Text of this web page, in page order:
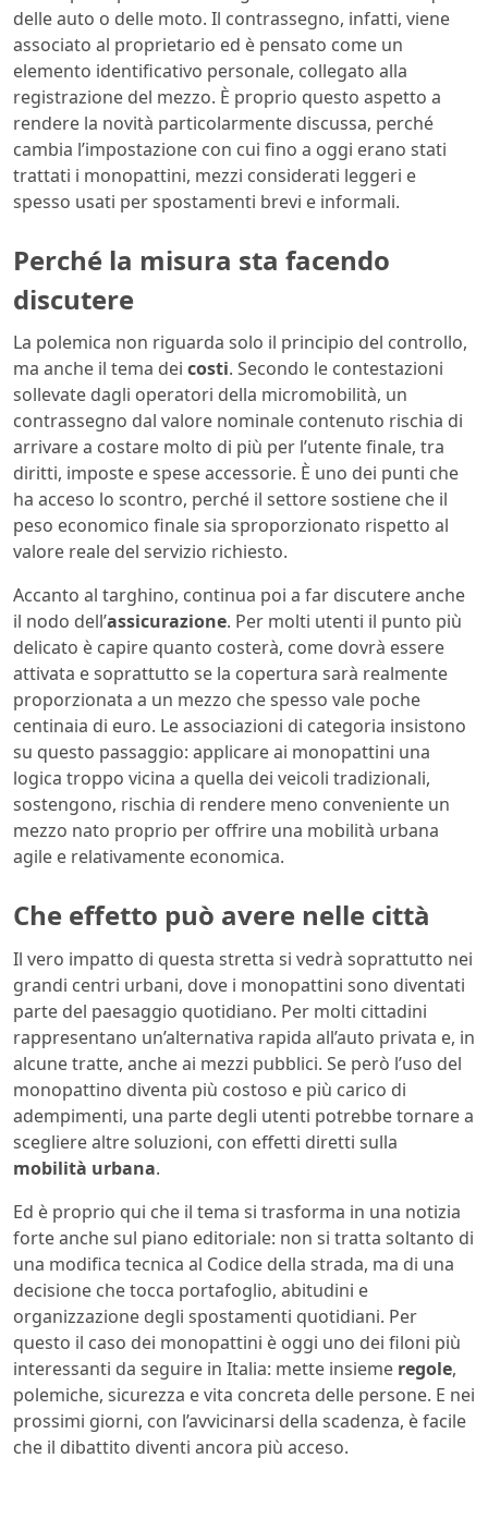
delle auto o delle moto. Il contrassegno, infatti, viene
associato al proprietario ed è pensato come un
elemento identificativo personale, collegato alla
registrazione del mezzo. È proprio questo aspetto a
rendere la novità particolarmente discussa, perché
cambia l’impostazione con cui fino a oggi erano stati
trattati i monopattini, mezzi considerati leggeri e
spesso usati per spostamenti brevi e informali.
Perché la misura sta facendo
discutere
La polemica non riguarda solo il principio del controllo,
ma anche il tema dei costi. Secondo le contestazioni
sollevate dagli operatori della micromobilità, un
contrassegno dal valore nominale contenuto rischia di
arrivare a costare molto di più per l’utente finale, tra
diritti, imposte e spese accessorie. È uno dei punti che
ha acceso lo scontro, perché il settore sostiene che il
peso economico finale sia sproporzionato rispetto al
valore reale del servizio richiesto.
Accanto al targhino, continua poi a far discutere anche
il nodo dell’assicurazione. Per molti utenti il punto più
delicato è capire quanto costerà, come dovrà essere
attivata e soprattutto se la copertura sarà realmente
proporzionata a un mezzo che spesso vale poche
centinaia di euro. Le associazioni di categoria insistono
su questo passaggio: applicare ai monopattini una
logica troppo vicina a quella dei veicoli tradizionali,
sostengono, rischia di rendere meno conveniente un
mezzo nato proprio per offrire una mobilità urbana
agile e relativamente economica.
Che effetto può avere nelle città
Il vero impatto di questa stretta si vedrà soprattutto nei
grandi centri urbani, dove i monopattini sono diventati
parte del paesaggio quotidiano. Per molti cittadini
rappresentano un’alternativa rapida all’auto privata e, in
alcune tratte, anche ai mezzi pubblici. Se però l’uso del
monopattino diventa più costoso e più carico di
adempimenti, una parte degli utenti potrebbe tornare a
scegliere altre soluzioni, con effetti diretti sulla
mobilità urbana.
Ed è proprio qui che il tema si trasforma in una notizia
forte anche sul piano editoriale: non si tratta soltanto di
una modifica tecnica al Codice della strada, ma di una
decisione che tocca portafoglio, abitudini e
organizzazione degli spostamenti quotidiani. Per
questo il caso dei monopattini è oggi uno dei filoni più
interessanti da seguire in Italia: mette insieme regole,
polemiche, sicurezza e vita concreta delle persone. E nei
prossimi giorni, con l’avvicinarsi della scadenza, è facile
che il dibattito diventi ancora più acceso.